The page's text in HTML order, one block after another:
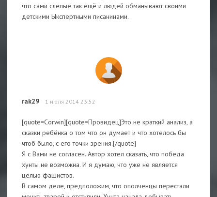
что сами слепые так ещё и людей обманывают своими
детскими Ыкспертными писанинами.
rak29 1 июля 2014 23:52
[quote=Corwin][quote=Провидец]Это не краткий анализ, а
сказки ребёнка о том что он думает и что хотелось бы
чтоб было, с его точки зрения.[/quote]
Я с Вами не согласен. Автор хотел сказать, что победа
хунты не возможна. И я думаю, что уже не является
целью фашистов.
В самом деле, предположим, что ополченцы перестали